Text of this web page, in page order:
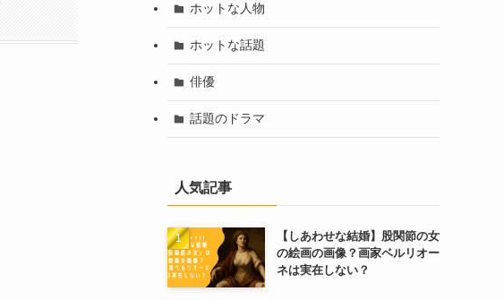
ホットな人物
ホットな話題
俳優
話題のドラマ
人気記事
【しあわせな結婚】股関節の女
の絵画の画像？画家ベルリオー
ネは実在しない？